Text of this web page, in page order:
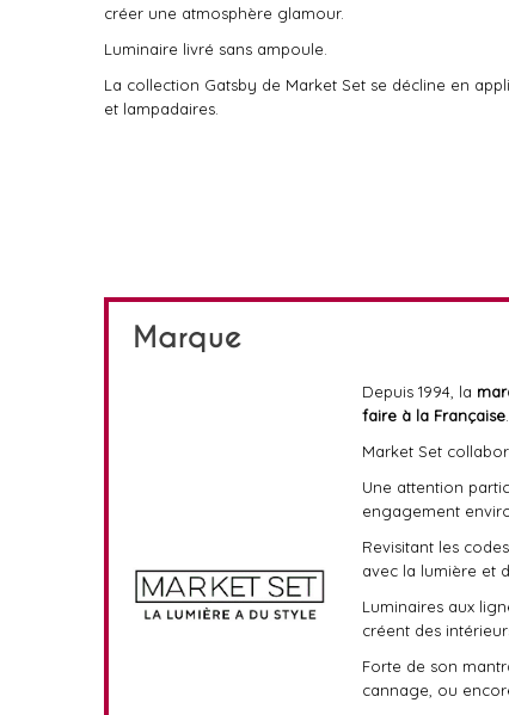
créer une atmosphère glamour.
Luminaire livré sans ampoule.
La collection Gatsby de Market Set se décline en
et lampadaires.
Marque
Depuis 1994, la
faire à la Française
Market Set
Une attention
engagement
Revisitant les
avec la lumière et
Luminaires aux
créent des
Forte de son
cannage, ou